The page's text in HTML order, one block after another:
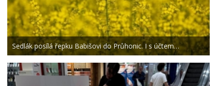
Sedlák posílá řepku Babišovi do Průhonic. I s účtem…